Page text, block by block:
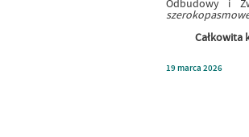
Odbudowy i
Całkowita
19 marca 2026